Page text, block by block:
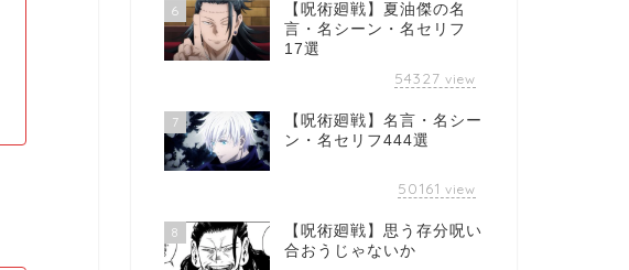
6
【呪術廻戦】夏油傑の名
言・名シーン・名セリフ
17選
54327 view
7
【呪術廻戦】名言・名シー
ン・名セリフ444選
50161 view
8
【呪術廻戦】思う存分呪い
合おうじゃないか